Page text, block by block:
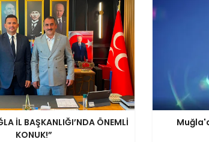
İL BAŞKANLIĞI’NDA ÖNEMLİ
KONUK!”